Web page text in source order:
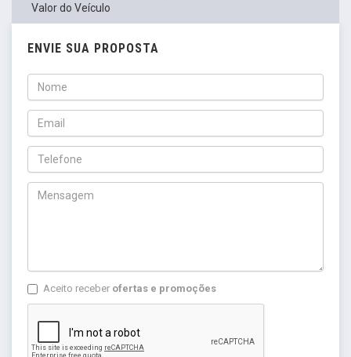
Valor do Veículo
ENVIE SUA PROPOSTA
Aceito receber ofertas e promoções